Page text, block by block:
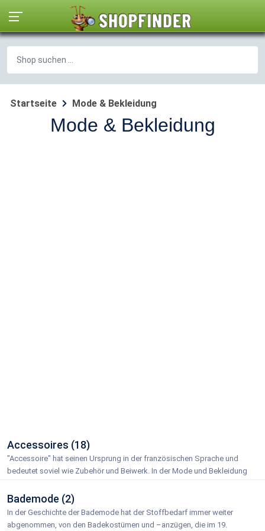
Startseite Mode & Bekleidung
Mode & Bekleidung
Accessoires (18)
"Accessoire" hat seinen Ursprung in der französischen Sprache und
bedeutet soviel wie Zubehör und Beiwerk. In der Mode und Bekleidung
bestimmtes Outfit zu komplettieren, zu unterstreichen oder einen
bestimmten Stil noch deutlicher hervorzuheben.
Bademode (2)
In der Geschichte der Bademode hat der Stoffbedarf immer weiter
abgenommen, von den Badekostümen und –anzügen, die im 19.